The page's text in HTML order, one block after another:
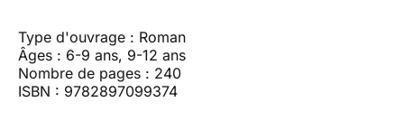
Type d'ouvrage : Roman
Âges : 6-9 ans, 9-12 ans
Nombre de pages : 240
ISBN : 9782897099374